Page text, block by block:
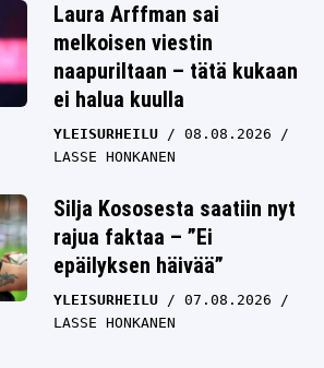
Laura Arffman sai
melkoisen viestin
naapuriltaan – tätä kukaan
ei halua kuulla
YLEISURHEILU
08.08.2026
LASSE HONKANEN
Silja Kososesta saatiin nyt
rajua faktaa – ”Ei
epäilyksen häivää”
YLEISURHEILU
07.08.2026
LASSE HONKANEN